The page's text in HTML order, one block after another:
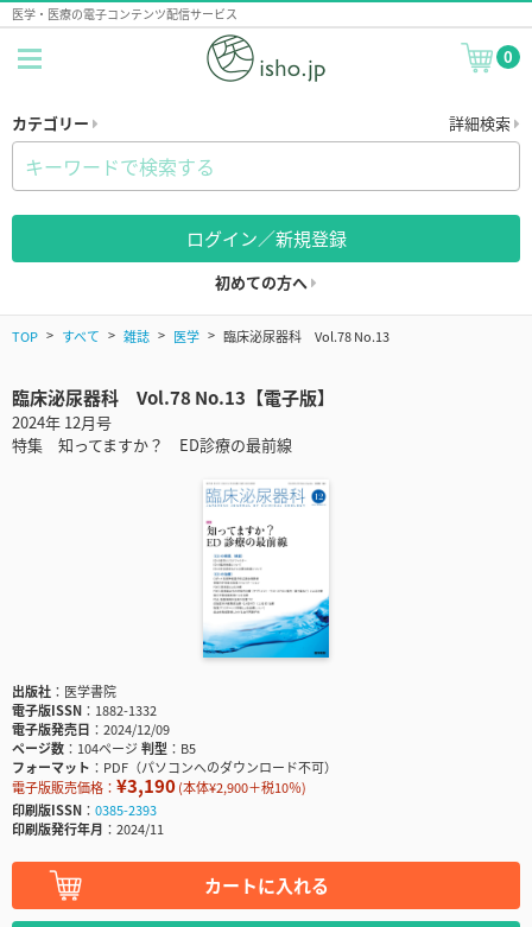
医学・医療の電子コンテンツ配信サービス
0
カテゴリー 詳細検索
ログイン／新規登録
初めての方へ
TOP すべて 雑誌 医学 臨床泌尿器科 Vol.78 No.13
臨床泌尿器科 Vol.78 No.13【電子版】
2024年 12月号
特集 知ってますか？ ED診療の最前線
出版社
医学書院
電子版ISSN
1882-1332
電子版発売日
2024/12/09
ページ数
104ページ判型
B5
フォーマット
PDF（パソコンへのダウンロード不可）
電子版販売価格： ¥3,190(本体¥2,900＋税10％)
印刷版ISSN
0385-2393
印刷版発行年月
2024/11
カートに入れる